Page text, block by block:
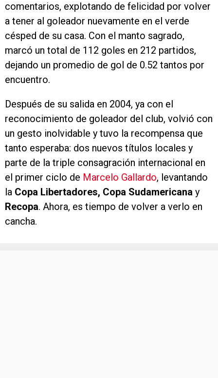
comentarios, explotando de felicidad por volver
a tener al goleador nuevamente en el verde
césped de su casa. Con el manto sagrado,
marcó un total de 112 goles en 212 partidos,
dejando un promedio de gol de 0.52 tantos por
encuentro.
Después de su salida en 2004, ya con el
reconocimiento de goleador del club, volvió con
un gesto inolvidable y tuvo la recompensa que
tanto esperaba: dos nuevos títulos locales y
parte de la triple consagración internacional en
el primer ciclo de Marcelo Gallardo, levantando
la Copa Libertadores, Copa Sudamericana y
Recopa. Ahora, es tiempo de volver a verlo en
cancha.